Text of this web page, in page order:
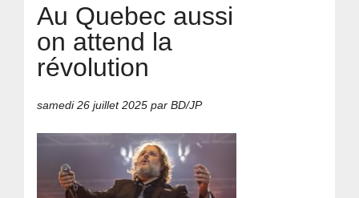
Au Quebec aussi
on attend la
révolution
samedi 26 juillet 2025 par BD/JP